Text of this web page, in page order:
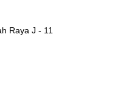
Raya J - 11